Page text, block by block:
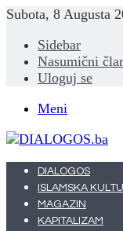
Subota, 8 Augusta
Sidebar
Nasumični
Uloguj se
Meni
DIALOGOS
ISLAMSKA
MAGAZIN
KAPITALIZAM